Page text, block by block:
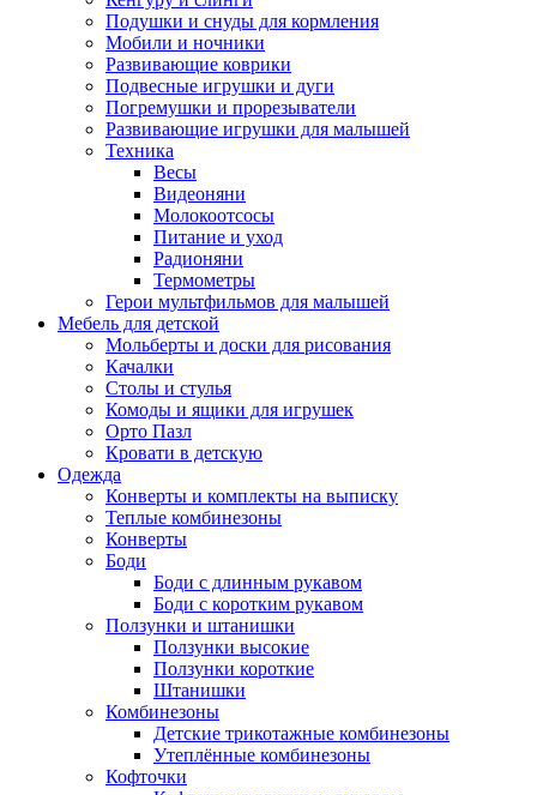
Подушки и снуды для кормления
Мобили и ночники
Развивающие коврики
Подвесные игрушки и дуги
Погремушки и прорезыватели
Развивающие игрушки для малышей
Техника
Весы
Видеоняни
Молокоотсосы
Питание и уход
Радионяни
Термометры
Герои мультфильмов для малышей
Мебель для детской
Мольберты и доски для рисования
Качалки
Столы и стулья
Комоды и ящики для игрушек
Орто Пазл
Кровати в детскую
Одежда
Конверты и комплекты на выписку
Теплые комбинезоны
Конверты
Боди
Боди с длинным рукавом
Боди с коротким рукавом
Ползунки и штанишки
Ползунки высокие
Ползунки короткие
Штанишки
Комбинезоны
Детские трикотажные комбинезоны
Утеплённые комбинезоны
Кофточки